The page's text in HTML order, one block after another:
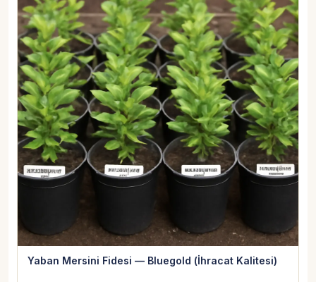
Yaban Mersini Fidesi — Bluegold (İhracat Kalitesi)